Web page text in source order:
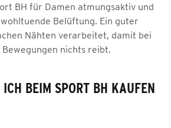
BH für Damen atmungsaktiv und
Belüftung. Ein guter
Nähten verarbeitet, damit bei
nichts reibt.
BEIM SPORT BH KAUFEN